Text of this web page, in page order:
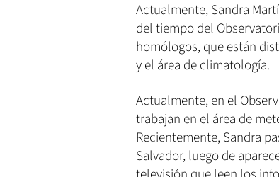
Actualmente, Sandra
del tiempo del
homólogos, que están
y el área de climatología.
Actualmente, en el
trabajan en el área de
Recientemente, Sandra
Salvador, luego de